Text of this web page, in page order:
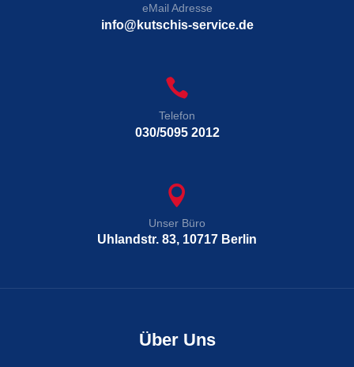
eMail Adresse
info@kutschis-service.de

Telefon
030/5095 2012

Unser Büro
Uhlandstr. 83, 10717 Berlin
Über Uns